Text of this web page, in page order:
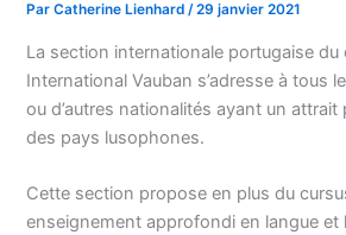
ParCatherine Lienhard/29 janvier 2021
La section internationale portugaise du
International Vauban s’adresse à tous
ou d’autres nationalités ayant un attrait
des pays lusophones.
Cette section propose en plus du
enseignement approfondi en langue et